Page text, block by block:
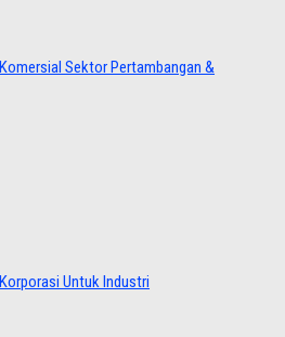
Sektor Pertambangan &
Untuk Industri